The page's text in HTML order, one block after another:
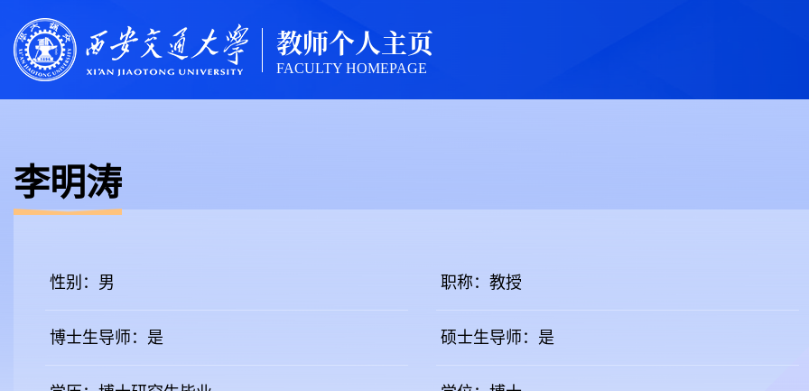
教师个人主页
FACULTY HOMEPAGE
李明涛
性别：男 职称：教授
博士生导师：是 硕士生导师：是